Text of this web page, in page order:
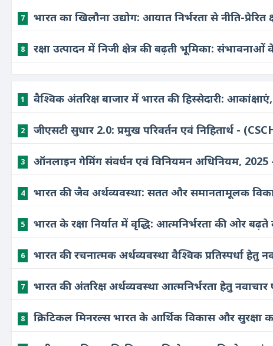
7 भारत का खिलौना उद्योग: आयात निर्भरता से नीति-
8 रक्षा उत्पादन में निजी क्षेत्र की बढ़ती भूमिका:
1 वैश्विक अंतरिक्ष बाजार में भारत की हिस्सेदारी:
2 जीएसटी सुधार 2.0: प्रमुख परिवर्तन एवं निहितार्थ -
3 ऑनलाइन गेमिंग संवर्धन एवं विनियमन अधिनियम, 2025
4 भारत की जैव अर्थव्यवस्था: सतत और समानतामूलक
5 ​भारत के रक्षा निर्यात में वृद्धि: आत्मनिर्भरता की ओर
6 ​भारत की रचनात्मक अर्थव्यवस्था वैश्विक प्रतिस्पर्धा
7 भारत की अंतरिक्ष अर्थव्यवस्था आत्मनिर्भरता हेतु
8 क्रिटिकल मिनरल्स भारत के आर्थिक विकास और सुरक्षा